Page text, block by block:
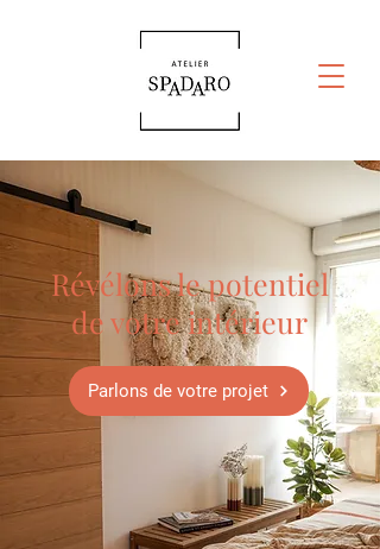
Révélons le potentiel
de votre intérieur
Parlons de votre projet